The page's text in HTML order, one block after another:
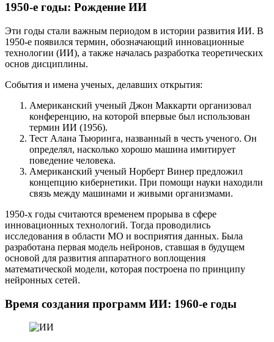
1950-е годы: Рождение ИИ
Эти годы стали важным периодом в истории развития ИИ. В
1950-е появился термин, обозначающий инновационные
технологии (ИИ), а также началась разработка теоретических
основ дисциплины.
События и имена ученых, делавших открытия:
Американский ученый Джон Маккарти организовал
конференцию, на которой впервые был использован
термин ИИ (1956).
Тест Алана Тьюринга, названный в честь ученого. Он
определял, насколько хорошо машина имитирует
поведение человека.
Американский ученый Норберт Винер предложил
концепцию кибернетики. При помощи науки находили
связь между машинами и живыми организмами.
1950-х годы считаются временем прорыва в сфере
инновационных технологий. Тогда проводились
исследования в области МО и восприятия данных. Была
разработана первая модель нейронов, ставшая в будущем
основой для развития аппаратного воплощения
математической модели, которая построена по принципу
нейронных сетей.
Время создания программ ИИ: 1960-е годы